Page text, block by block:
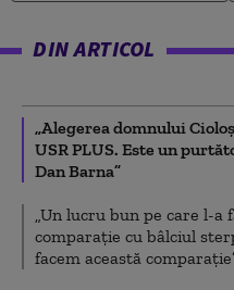
DIN ARTICOL
„Alegerea domnului
USR PLUS. Este un
Dan Barna”
„Un lucru bun pe care l-a
comparație cu bâlciul
facem această